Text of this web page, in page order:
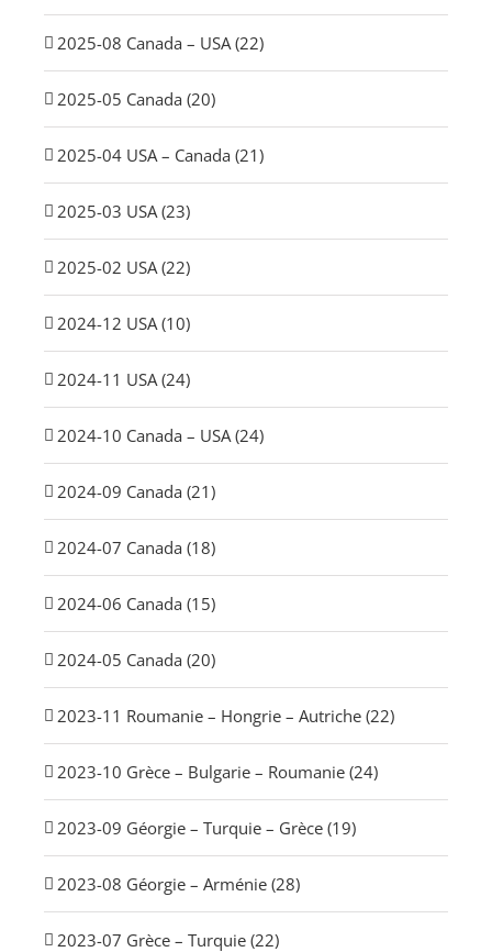
2025-08 Canada – USA (22)
2025-05 Canada (20)
2025-04 USA – Canada (21)
2025-03 USA (23)
2025-02 USA (22)
2024-12 USA (10)
2024-11 USA (24)
2024-10 Canada – USA (24)
2024-09 Canada (21)
2024-07 Canada (18)
2024-06 Canada (15)
2024-05 Canada (20)
2023-11 Roumanie – Hongrie – Autriche (22)
2023-10 Grèce – Bulgarie – Roumanie (24)
2023-09 Géorgie – Turquie – Grèce (19)
2023-08 Géorgie – Arménie (28)
2023-07 Grèce – Turquie (22)